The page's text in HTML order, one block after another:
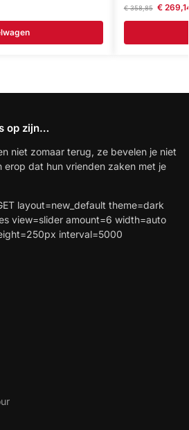
€358,85 €
op zijn…
niet zomaar terug, ze bevelen je niet
erop dat hun vrienden zaken met je
layout=new_default theme=dark
view=slider amount=6 width=auto
interval=5000